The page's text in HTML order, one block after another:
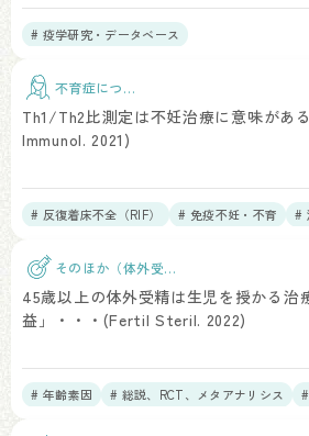
# 疫学研究・データベース
不育症につい
Th1/Th2比測定は不妊治療に意味があ
Immunol. 2021)
# 反復着床不全（RIF） # 免疫不妊・不育 #
そのほか（体外受
45歳以上の体外受精は生児を授かる治
益」・・・(Fertil Steril. 2022)
# 年齢素因 # 総説、RCT、メタアナリシス